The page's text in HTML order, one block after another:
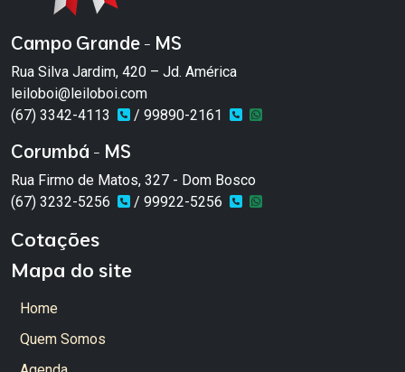
Campo Grande - MS
Rua Silva Jardim, 420 – Jd. América
leiloboi@leiloboi.com
(67) 3342-4113
/ 99890-2161
Corumbá - MS
Rua Firmo de Matos, 327 - Dom Bosco
(67) 3232-5256
/ 99922-5256
Cotações
Mapa do site
Home
Quem Somos